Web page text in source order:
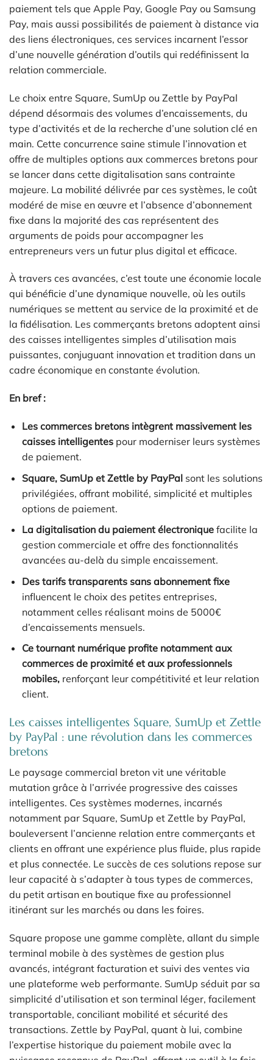
paiement tels que Apple Pay, Google Pay ou Samsung
Pay, mais aussi possibilités de paiement à distance via
des liens électroniques, ces services incarnent l’essor
d’une nouvelle génération d’outils qui redéfinissent la
relation commerciale.
Le choix entre Square, SumUp ou Zettle by PayPal
dépend désormais des volumes d’encaissements, du
type d’activités et de la recherche d’une solution clé en
main. Cette concurrence saine stimule l’innovation et
offre de multiples options aux commerces bretons pour
se lancer dans cette digitalisation sans contrainte
majeure. La mobilité délivrée par ces systèmes, le coût
modéré de mise en œuvre et l’absence d’abonnement
fixe dans la majorité des cas représentent des
arguments de poids pour accompagner les
entrepreneurs vers un futur plus digital et efficace.
À travers ces avancées, c’est toute une économie locale
qui bénéficie d’une dynamique nouvelle, où les outils
numériques se mettent au service de la proximité et de
la fidélisation. Les commerçants bretons adoptent ainsi
des caisses intelligentes simples d’utilisation mais
puissantes, conjuguant innovation et tradition dans un
cadre économique en constante évolution.
En bref :
Les commerces bretons intègrent massivement les
caisses intelligentespour moderniser leurs systèmes
de paiement.
Square, SumUp et Zettle by PayPalsont les solutions
privilégiées, offrant mobilité, simplicité et multiples
options de paiement.
La digitalisation du paiement électroniquefacilite la
gestion commerciale et offre des fonctionnalités
avancées au-delà du simple encaissement.
Des tarifs transparents sans abonnement fixe
influencent le choix des petites entreprises,
notamment celles réalisant moins de 5000€
d’encaissements mensuels.
Ce tournant numérique profite notamment aux
commerces de proximité et aux professionnels
mobiles,renforçant leur compétitivité et leur relation
client.
Les caisses intelligentes Square, SumUp et Zettle
by PayPal : une révolution dans les commerces
bretons
Le paysage commercial breton vit une véritable
mutation grâce à l’arrivée progressive des caisses
intelligentes. Ces systèmes modernes, incarnés
notamment par Square, SumUp et Zettle by PayPal,
bouleversent l’ancienne relation entre commerçants et
clients en offrant une expérience plus fluide, plus rapide
et plus connectée. Le succès de ces solutions repose sur
leur capacité à s’adapter à tous types de commerces,
du petit artisan en boutique fixe au professionnel
itinérant sur les marchés ou dans les foires.
Square propose une gamme complète, allant du simple
terminal mobile à des systèmes de gestion plus
avancés, intégrant facturation et suivi des ventes via
une plateforme web performante. SumUp séduit par sa
simplicité d’utilisation et son terminal léger, facilement
transportable, conciliant mobilité et sécurité des
transactions. Zettle by PayPal, quant à lui, combine
l’expertise historique du paiement mobile avec la